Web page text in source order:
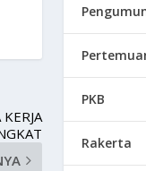
PKB
Rakerta